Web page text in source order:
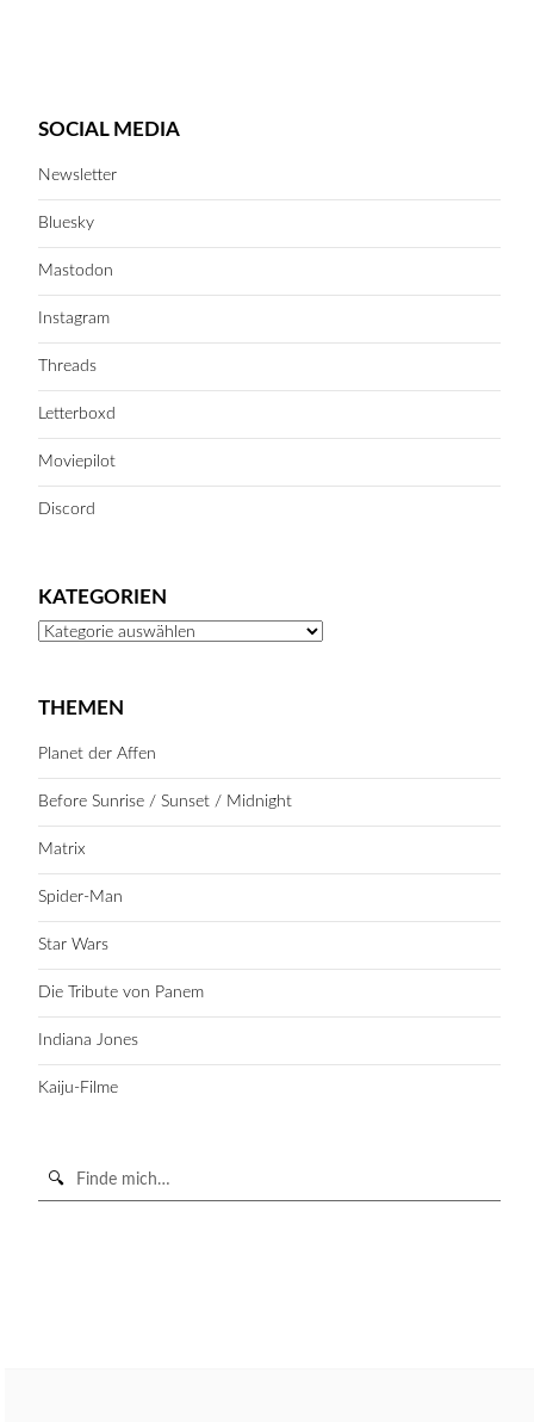
SOCIAL MEDIA
Newsletter
Bluesky
Mastodon
Instagram
Threads
Letterboxd
Moviepilot
Discord
KATEGORIEN
Kategorien
THEMEN
Planet der Affen
Before Sunrise / Sunset / Midnight
Matrix
Spider-Man
Star Wars
Die Tribute von Panem
Indiana Jones
Kaiju-Filme
Suche